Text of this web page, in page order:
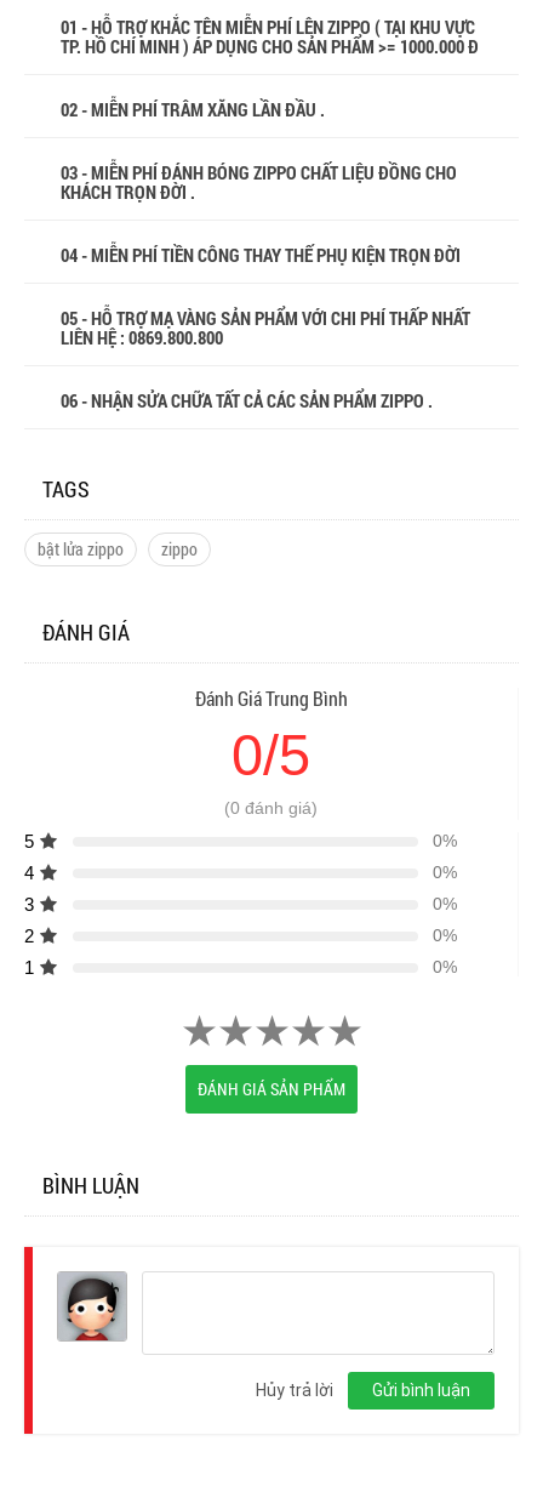
01 - HỖ TRỢ KHẮC TÊN MIỄN PHÍ LÊN ZIPPO ( TẠI KHU VỰC
TP. HỒ CHÍ MINH ) ÁP DỤNG CHO SẢN PHẨM >= 1000.000 Đ
02 - MIỄN PHÍ TRÂM XĂNG LẦN ĐẦU .
03 - MIỄN PHÍ ĐÁNH BÓNG ZIPPO CHẤT LIỆU ĐỒNG CHO
KHÁCH TRỌN ĐỜI .
04 - MIỄN PHÍ TIỀN CÔNG THAY THẾ PHỤ KIỆN TRỌN ĐỜI
05 - HỖ TRỢ MẠ VÀNG SẢN PHẨM VỚI CHI PHÍ THẤP NHẤT
LIÊN HỆ : 0869.800.800
06 - NHẬN SỬA CHỮA TẤT CẢ CÁC SẢN PHẨM ZIPPO .
TAGS
bật lửa zippo zippo
ĐÁNH GIÁ
Đánh Giá Trung Bình
0/5
(0 đánh giá)
5 0%
4 0%
3 0%
2 0%
1 0%
ĐÁNH GIÁ SẢN PHẨM
BÌNH LUẬN
Gửi bình luận
Hủy trả lời